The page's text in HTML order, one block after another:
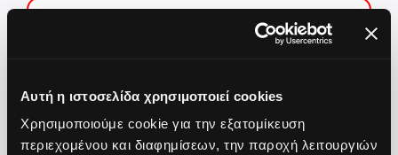
Αυτή η ιστοσελίδα χρησιμοποιεί cookies
Χρησιμοποιούμε cookie για την εξατομίκευση
περιεχομένου και διαφημίσεων, την παροχή λειτουργιών
Endpoint & Data Protection